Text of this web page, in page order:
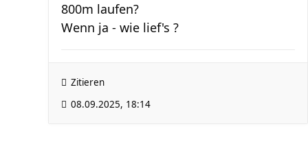
800m laufen?
Wenn ja - wie lief's ?
Zitieren
08.09.2025, 18:14